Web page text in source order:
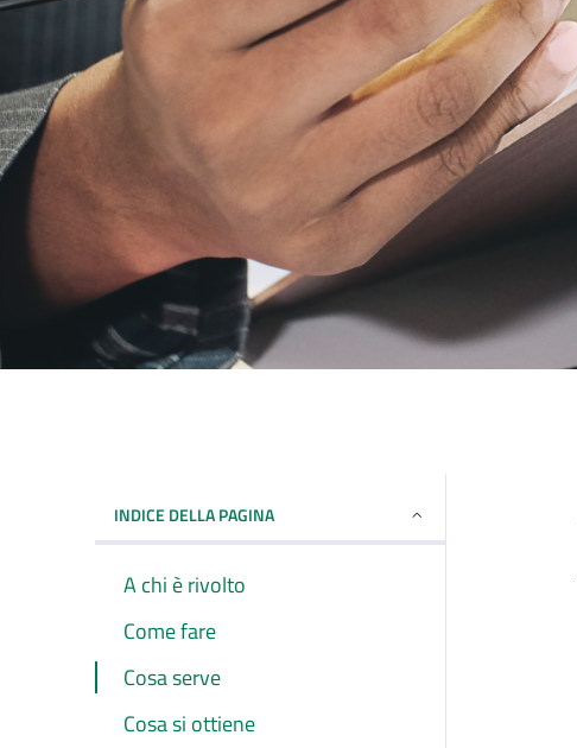
INDICE DELLA PAGINA
A chi è rivolto
Come fare
Cosa serve
Cosa si ottiene